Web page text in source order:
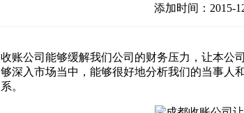
添加时间：2015-
收账公司能够缓解我们公司的财务压力，让本公
够深入市场当中，能够很好地分析我们的当事人
系。